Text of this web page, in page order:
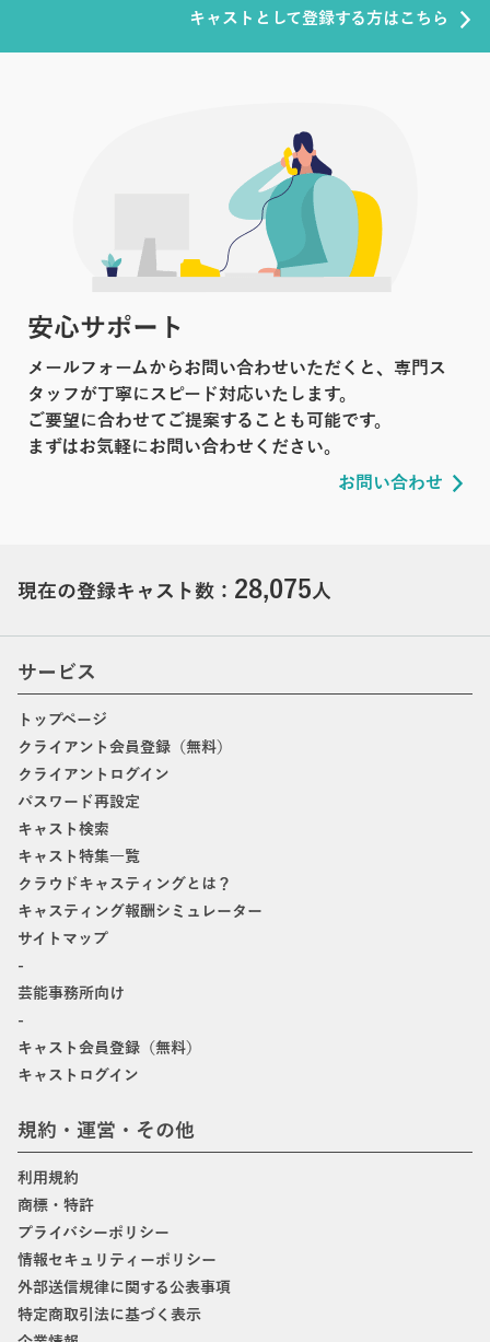
キャストとして登録する方はこちら
安心サポート
メールフォームからお問い合わせいただくと、専門ス
タッフが丁寧にスピード対応いたします。
ご要望に合わせてご提案することも可能です。
まずはお気軽にお問い合わせください。
お問い合わせ
現在の登録キャスト数： 28,075人
サービス
トップページ
クライアント会員登録（無料）
クライアントログイン
パスワード再設定
キャスト検索
キャスト特集一覧
クラウドキャスティングとは？
キャスティング報酬シミュレーター
サイトマップ
-
芸能事務所向け
-
キャスト会員登録（無料）
キャストログイン
規約・運営・その他
利用規約
商標・特許
プライバシーポリシー
情報セキュリティーポリシー
外部送信規律に関する公表事項
特定商取引法に基づく表示